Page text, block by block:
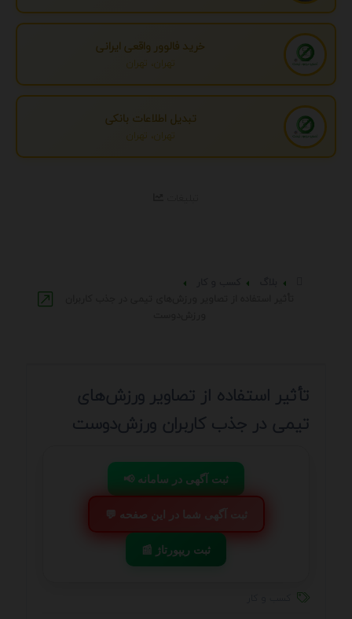
خرید فالوور واقعی ایرانی
تهران، تهران
تبدیل اطلاعات بانکی
تهران، تهران
تأثیر استفاده از تصاویر ورزش‌های
تیمی در جذب کاربران ورزش‌دوست
📢 ثبت آگهی در سامانه
💬 ثبت آگهی شما در این صفحه
📰 ثبت ریپورتاژ